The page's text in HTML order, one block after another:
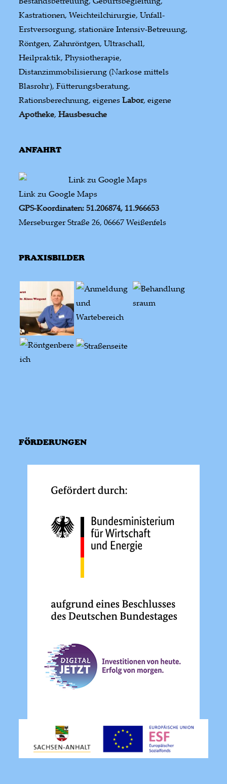
Kastrationen, Weichteilchirurgie, Unfall-
Erstversorgung, stationäre Intensiv-Betreuung,
Röntgen, Zahnröntgen, Ultraschall,
Heilpraktik, Physiotherapie,
Distanzimmobilisierung (Narkose mittels
Blasrohr), Fütterungsberatung,
Rationsberechnung, eigenesLabor, eigene
Apotheke,Hausbesuche
ANFAHRT
Link zu Google Maps
GPS-Koordinaten: 51.206874, 11.966653
Merseburger Straße 26, 06667 Weißenfels
PRAXISBILDER
FÖRDERUNGEN